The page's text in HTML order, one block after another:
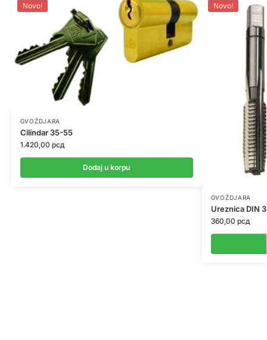
Novo!
GVOŽDJARA
Cilindar 35-55
1.420,00 рсд
Dodaj u korpu
Novo!
GVOŽDJARA
Ureznica DIN
360,00 рсд